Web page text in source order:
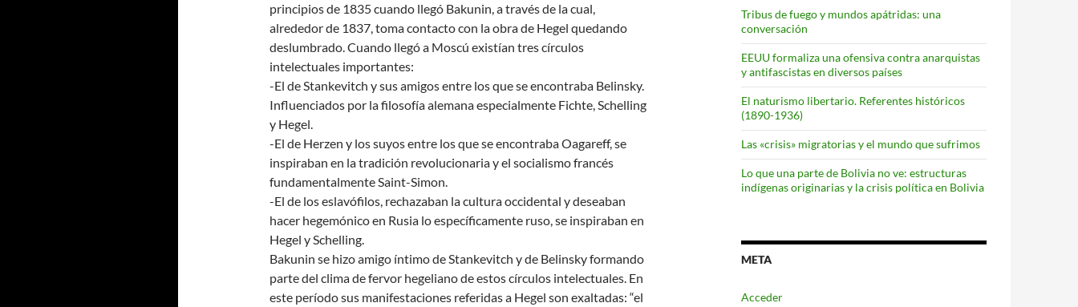
principios de 1835 cuando llegó Bakunin, a través de la cual,
alrededor de 1837, toma contacto con la obra de Hegel quedando
deslumbrado. Cuando llegó a Moscú existían tres círculos
intelectuales importantes:
-El de Stankevitch y sus amigos entre los que se encontraba Belinsky.
Influenciados por la filosofía alemana especialmente Fichte, Schelling
y Hegel.
-El de Herzen y los suyos entre los que se encontraba Oagareff, se
inspiraban en la tradición revolucionaria y el socialismo francés
fundamentalmente Saint-Simon.
-El de los eslavófilos, rechazaban la cultura occidental y deseaban
hacer hegemónico en Rusia lo específicamente ruso, se inspiraban en
Hegel y Schelling.
Bakunin se hizo amigo íntimo de Stankevitch y de Belinsky formando
parte del clima de fervor hegeliano de estos círculos intelectuales. En
este período sus manifestaciones referidas a Hegel son exaltadas: “el
Tribus de fuego y mundos apátridas: una
conversación
EEUU formaliza una ofensiva contra anarquistas
y antifascistas en diversos países
El naturismo libertario. Referentes históricos
(1890-1936)
Las «crisis» migratorias y el mundo que sufrimos
Lo que una parte de Bolivia no ve: estructuras
indígenas originarias y la crisis política en Bolivia
META
Acceder